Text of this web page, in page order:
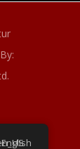
English